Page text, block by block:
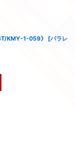
KMY-1-059》 [パラレ